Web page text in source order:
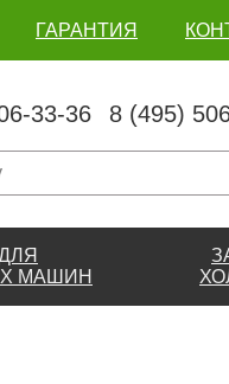
ГАРАНТИЯ
33-36 8 (495)
МАШИН